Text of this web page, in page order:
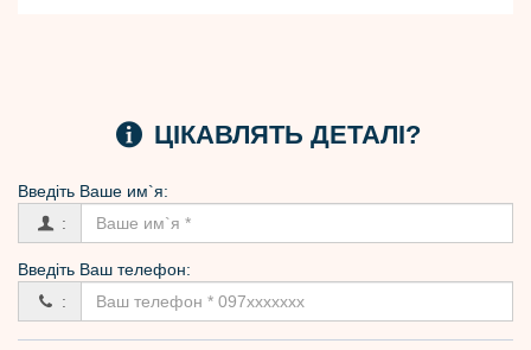
ЦІКАВЛЯТЬ ДЕТАЛІ?
Введіть Вашe им`я:
:
Введіть Ваш телефон:
: